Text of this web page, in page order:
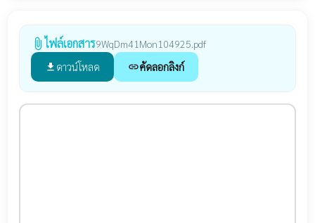
attach_file ไฟล์เอกสาร9WqDm41Mon104925.pdf
file_download ดาวน์โหลด linkคัดลอกลิงก์